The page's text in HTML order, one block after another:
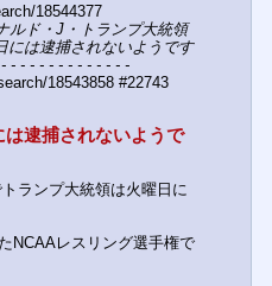
ルド・J・トランプ大統領
には逮捕されないようです
- - - - - - - - - - - - -
18543858 #22743
は逮捕されないようで
ランプ大統領は火曜日に
NCAAレスリング選手権で